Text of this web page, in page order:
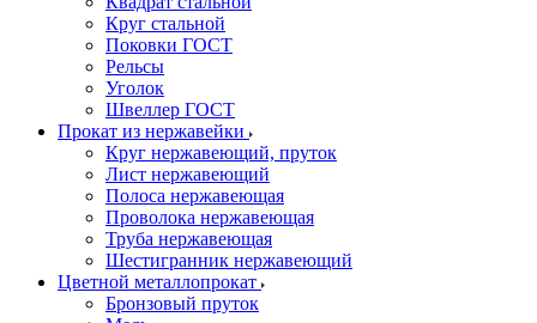
Круг стальной
Поковки ГОСТ
Рельсы
Уголок
Швеллер ГОСТ
Прокат из нержавейки
Круг нержавеющий, пруток
Лист нержавеющий
Полоса нержавеющая
Проволока нержавеющая
Труба нержавеющая
Шестигранник нержавеющий
Цветной металлопрокат
Бронзовый пруток